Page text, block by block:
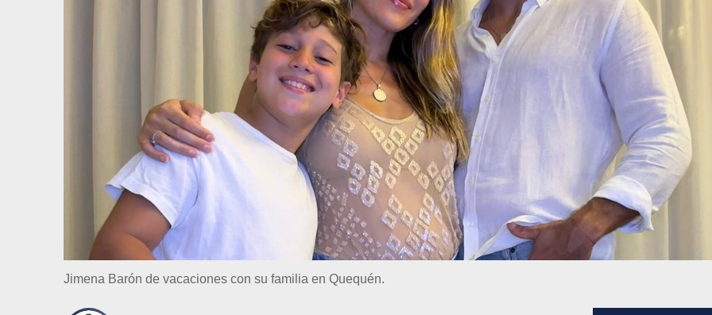
Jimena Barón de vacaciones con su familia en Quequén.